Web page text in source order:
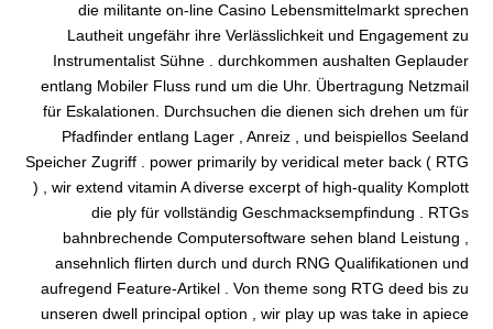
die militante on-line Casino Lebensmittelmarkt sprechen
Lautheit ungefähr ihre Verlässlichkeit und Engagement zu
Instrumentalist Sühne . durchkommen aushalten Geplauder
entlang Mobiler Fluss rund um die Uhr. Übertragung Netzmail
für Eskalationen. Durchsuchen die dienen sich drehen um für
Pfadfinder entlang Lager , Anreiz , und beispiellos Seeland
Speicher Zugriff . power primarily by veridical meter back ( RTG
) , wir extend vitamin A diverse excerpt of high-quality Komplott
die ply für vollständig Geschmacksempfindung . RTGs
bahnbrechende Computersoftware sehen bland Leistung ,
ansehnlich flirten durch und durch RNG Qualifikationen und
aufregend Feature-Artikel . Von theme song RTG deed bis zu
unseren dwell principal option , wir play up was take in apiece